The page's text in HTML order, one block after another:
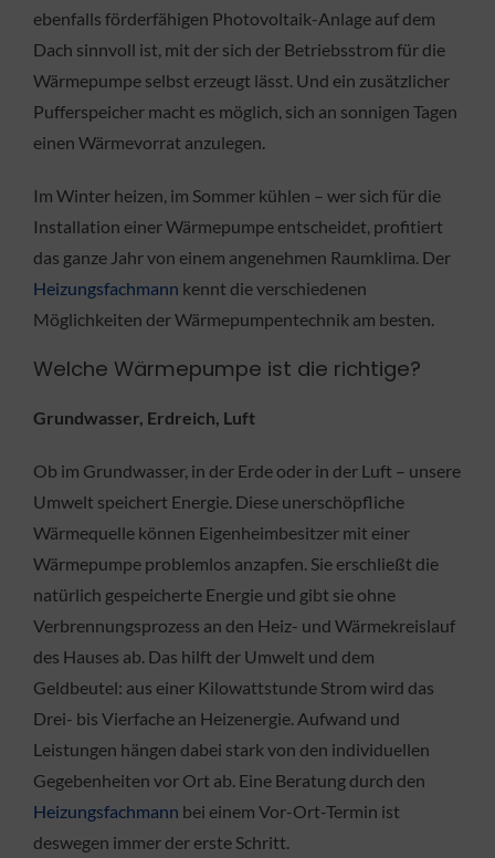
ebenfalls förderfähigen Photovoltaik-Anlage auf dem
Dach sinnvoll ist, mit der sich der Betriebsstrom für die
Wärmepumpe selbst erzeugt lässt. Und ein zusätzlicher
Pufferspeicher macht es möglich, sich an sonnigen Tagen
einen Wärmevorrat anzulegen.
Im Winter heizen, im Sommer kühlen – wer sich für die
Installation einer Wärmepumpe entscheidet, profitiert
das ganze Jahr von einem angenehmen Raumklima. Der
Heizungsfachmann kennt die verschiedenen
Möglichkeiten der Wärmepumpentechnik am besten.
Welche Wärmepumpe ist die richtige?
Grundwasser, Erdreich, Luft
Ob im Grundwasser, in der Erde oder in der Luft – unsere
Umwelt speichert Energie. Diese unerschöpfliche
Wärmequelle können Eigenheimbesitzer mit einer
Wärmepumpe problemlos anzapfen. Sie erschließt die
natürlich gespeicherte Energie und gibt sie ohne
Verbrennungsprozess an den Heiz- und Wärmekreislauf
des Hauses ab. Das hilft der Umwelt und dem
Geldbeutel: aus einer Kilowattstunde Strom wird das
Drei- bis Vierfache an Heizenergie. Aufwand und
Leistungen hängen dabei stark von den individuellen
Gegebenheiten vor Ort ab. Eine Beratung durch den
Heizungsfachmann bei einem Vor-Ort-Termin ist
deswegen immer der erste Schritt.